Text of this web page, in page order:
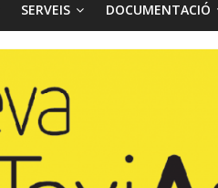
SERVEIS DOCUMENTACIÓ